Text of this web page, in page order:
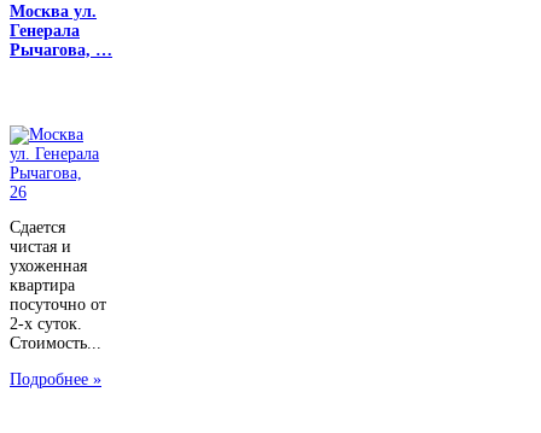
Москва ул.
Генерала
Рычагова, …
Сдается
чистая и
ухоженная
квартира
посуточно от
2-х суток.
Стоимость...
Подробнее »